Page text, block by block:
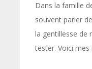
Dans la famille
souvent parler
la gentillesse de
tester. Voici mes